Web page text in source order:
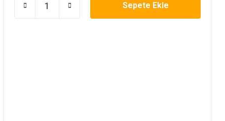
Sepete Ekle